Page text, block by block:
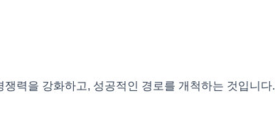
력을 강화하고, 성공적인 경로를 개척하는 것입니다.